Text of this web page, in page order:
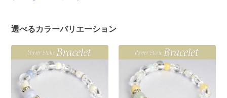
選べるカラーバリエーション